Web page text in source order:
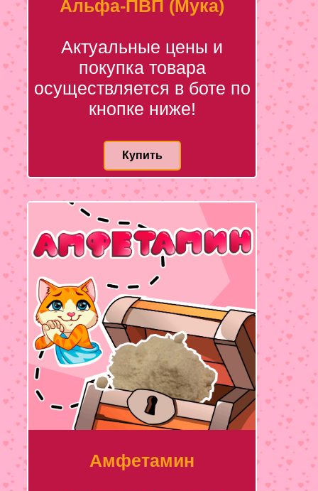
Альфа-ПВП (Мука)
Актуальные цены и
покупка товара
осуществляется в боте по
кнопке ниже!
Купить
Амфетамин